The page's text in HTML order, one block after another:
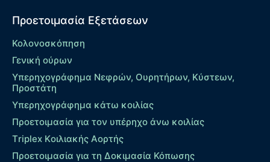
Προετοιμασία Εξετάσεων
Κολονοσκόπηση
Γενική ούρων
Υπερηχογράφημα Νεφρών, Ουρητήρων, Κύστεων,
Προστάτη
Υπερηχογράφημα κάτω κοιλίας
Προετοιμασία για τον υπέρηχο άνω κοιλίας
Τriplex Kοιλιακής Αορτής
Προετοιμασία για τη Δοκιμασία Κόπωσης